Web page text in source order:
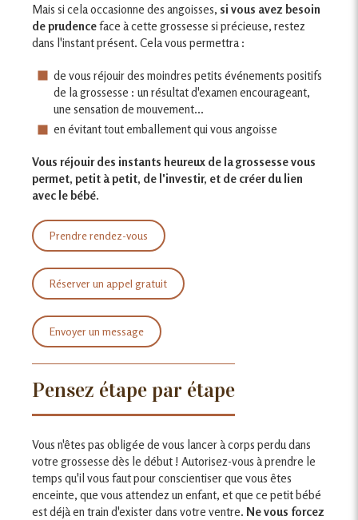
Mais si cela occasionne des angoisses, si vous avez besoin
de prudenceface à cette grossesse si précieuse, restez
dans l'instant présent. Cela vous permettra :
de vous réjouir des moindres petits événements positifs
de la grossesse : un résultat d'examen encourageant,
une sensation de mouvement...
en évitant tout emballement qui vous angoisse
Vous réjouir des instants heureux de la grossesse vous
permet, petit à petit, de l'investir, et de créer du lien
avec le bébé.
Prendre rendez-vous
Réserver un appel gratuit
Envoyer un message
Pensez étape par étape
Vous n'êtes pas obligée de vous lancer à corps perdu dans
votre grossesse dès le début ! Autorisez-vous à prendre le
temps qu'il vous faut pour conscientiser que vous êtes
enceinte, que vous attendez un enfant, et que ce petit bébé
est déjà en train d'exister dans votre ventre. Ne vous forcez